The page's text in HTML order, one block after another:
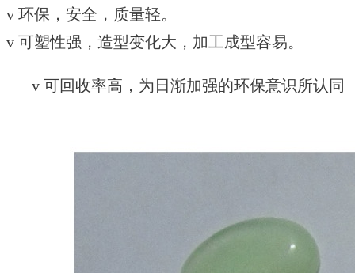
v 环保，安全，质量轻。
v 可塑性强，造型变化大，加工成型容易。
v 可回收率高，为日渐加强的环保意识所认同